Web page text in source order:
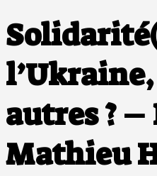
autres ? –
Mathieu